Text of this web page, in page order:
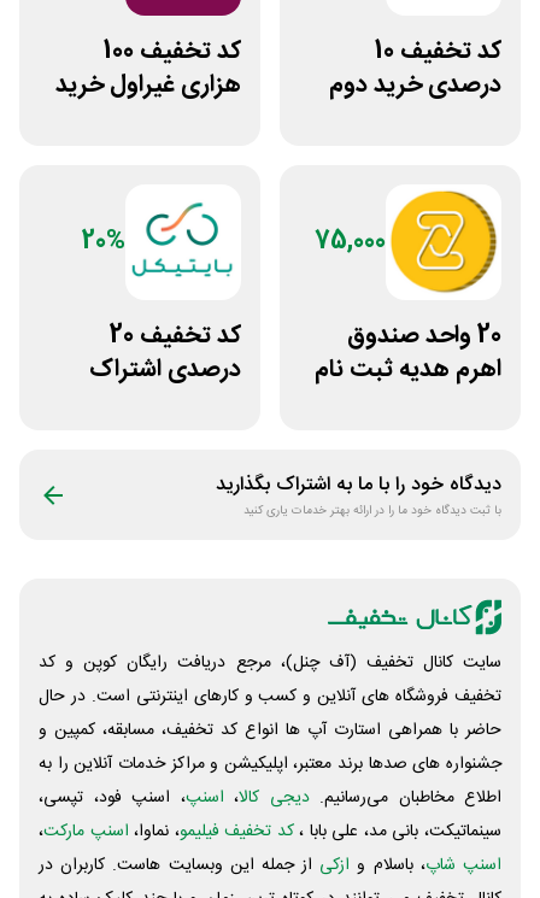
کد تخفیف 10
درصدی خرید دوم
کد تخفیف 100
هزاری غیراول خرید
75,000
20 واحد صندوق
اهرم هدیه ثبت نام
20%
کد تخفیف 20
درصدی اشتراک
دیدگاه خود را با ما به اشتراک بگذارید
با ثبت دیدگاه خود ما را در ارائه بهتر خدمات یاری کنید
سایت کانال تخفیف (آف چنل)، مرجع دریافت رایگان کوپن و کد
تخفیف فروشگاه های آنلاین و کسب و‌ کارهای اینترنتی است. در حال
حاضر با همراهی استارت آپ ها انواع کد تخفیف، مسابقه، کمپین و
جشنواره های صدها برند معتبر، اپلیکیشن و مراکز خدمات آنلاین را به
اطلاع مخاطبان می‌رسانیم. دیجی کالا، اسنپ، اسنپ فود، تپسی،
سینماتیکت، بانی مد، علی‌ بابا ،کد تخفیف فیلیمو، نماوا، اسنپ مارکت،
اسنپ شاپ، باسلام و ازکی از جمله این وبسایت ‌هاست. کاربران در